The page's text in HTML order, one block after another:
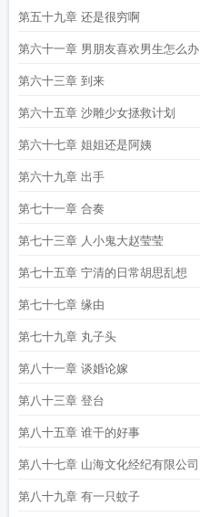
第五十九章 还是很穷啊
第六十一章 男朋友喜欢男生怎么办
第六十三章 到来
第六十五章 沙雕少女拯救计划
第六十七章 姐姐还是阿姨
第六十九章 出手
第七十一章 合奏
第七十三章 人小鬼大赵莹莹
第七十五章 宁清的日常胡思乱想
第七十七章 缘由
第七十九章 丸子头
第八十一章 谈婚论嫁
第八十三章 登台
第八十五章 谁干的好事
第八十七章 山海文化经纪有限公司
第八十九章 有一只蚊子